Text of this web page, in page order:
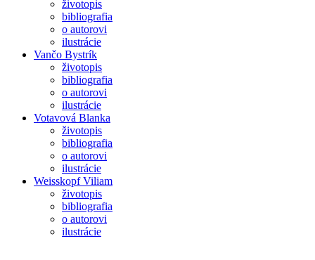
životopis
bibliografia
o autorovi
ilustrácie
Vančo Bystrík
životopis
bibliografia
o autorovi
ilustrácie
Votavová Blanka
životopis
bibliografia
o autorovi
ilustrácie
Weisskopf Viliam
životopis
bibliografia
o autorovi
ilustrácie